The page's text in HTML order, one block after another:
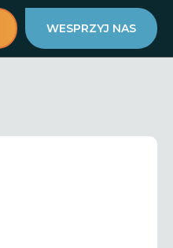
WESPRZYJ NAS